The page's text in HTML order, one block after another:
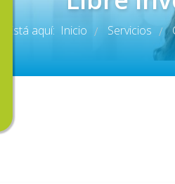
Está aquí: Inicio / Servicios /